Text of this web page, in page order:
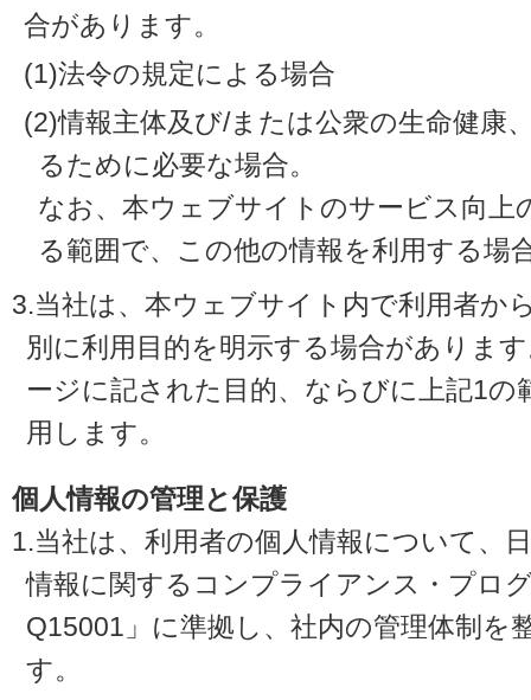
合があります。
(1)法令の規定による場合
(2)情報主体及び/または公衆の生命健康
るために必要な場合。
なお、本ウェブサイトのサービス向上
る範囲で、この他の情報を利用する場
3.当社は、本ウェブサイト内で利用者か
別に利用目的を明示する場合がありま
ージに記された目的、ならびに上記1の
用します。
個人情報の管理と保護
1.当社は、利用者の個人情報について、
情報に関するコンプライアンス・プロ
Q15001」に準拠し、社内の管理体制を
す。